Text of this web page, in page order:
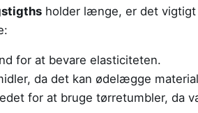
holder længe, er det
for at bevare elasticiteten.
da det kan ødelægge
for at bruge tørretumbler, da